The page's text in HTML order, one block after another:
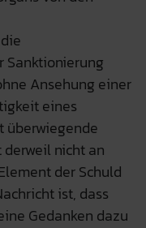
Sanktionierung
Ansehung einer
eines
überwiegende
nicht an
der Schuld
ist, dass
Gedanken dazu